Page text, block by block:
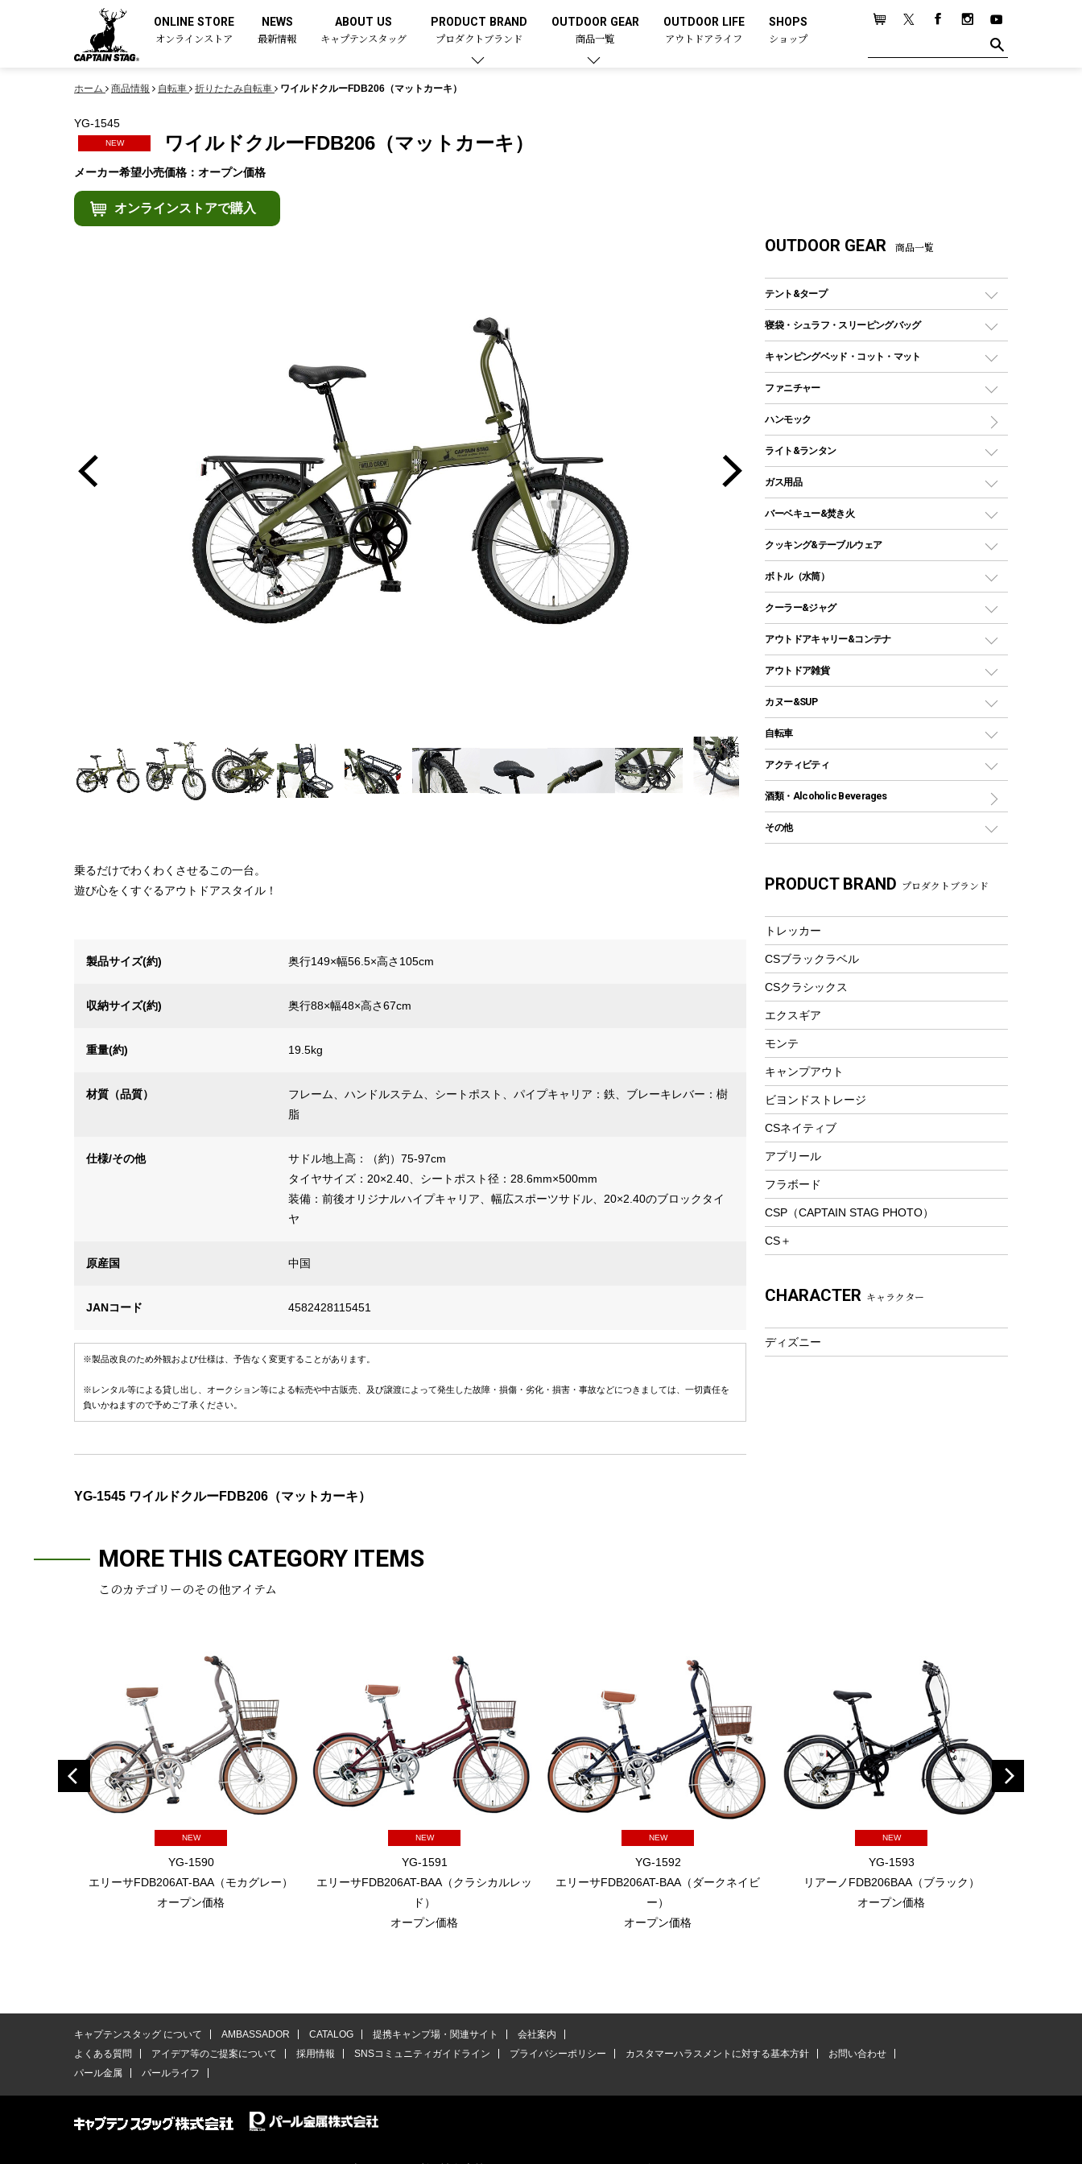
ONLINE STORE
オンラインストア
NEWS
最新情報
ABOUT US
キャプテンスタッグ
PRODUCT BRAND
プロダクトブランド
OUTDOOR GEAR
商品一覧
OUTDOOR LIFE
アウトドアライフ
SHOPS
ショップ
ホーム 商品情報 自転車 折りたたみ自転車 ワイルドクルーFDB206（マットカーキ）
YG-1545
NEW ワイルドクルーFDB206（マットカーキ）
メーカー希望小売価格：オープン価格
オンラインストアで購入
乗るだけでわくわくさせるこの一台。
遊び心をくすぐるアウトドアスタイル！
製品サイズ(約) 奥行149×幅56.5×高さ105cm
収納サイズ(約) 奥行88×幅48×高さ67cm
重量(約) 19.5kg
材質（品質）
フレーム、ハンドルステム、シートポスト、パイプキャリア：鉄、ブレーキレバー：樹
脂
仕様/その他
サドル地上高：（約）75-97cm
タイヤサイズ：20×2.40、シートポスト径：28.6mm×500mm
装備：前後オリジナルハイプキャリア、幅広スポーツサドル、20×2.40のブロックタイ
ヤ
原産国 中国
JANコード 4582428115451
※製品改良のため外観および仕様は、予告なく変更することがあります。
※レンタル等による貸し出し、オークション等による転売や中古販売、及び譲渡によって発生した故障・損傷・劣化・損害・事故などにつきましては、一切責任を
負いかねますので予めご了承ください。
YG-1545 ワイルドクルーFDB206（マットカーキ）
OUTDOOR GEAR 商品一覧
テント&タープ
テント
ツールームテント
ワンポールテント
シェルターテント
ロッジ型・オリジナルテント
タープ
スクエアタープ（レクタタープ）
メッシュタープ
自立式タープ
パラソル
テントアクセサリー
ペグ
グランドシート
ガイドロープ
ツール
寝袋・シュラフ・スリーピングバッグ
レクタングラー型（封筒型）シュラフ
インナーシュラフ
キャンピングベッド・コット・マット
キャンピングベッド・コット
インフレータブルマット
ファニチャー
アウトドアテーブル
レジャーシート
ハンモック
ライト&ランタン
LEDランタン
ガスランタン
オイルランタン
LEDライト
ヘッドライト
キャンドル
ガス用品
ガスバーナー
ガス缶
ガストーチ、ライター
バーベキュー&焚き火
バーベキューコンロ、グリル
焚き火台タイプ（ロースタイル）グリル
卓上タイプグリル
パーティータイプグリル
鉄板、アミ
焚き火台&ストーブ
火起こし
バーベキューツール
燃料・着火剤・炭
クッキング&テーブルウェア
ダッチオーブン
ホットサンドメーカー
クッカーセット
シェラカップ
クッキングツール
ナイフ
カトラリー
マグカップ、カップ
フードボトル
コーヒー&ミル
トレー
ランチョンマット
ランチボックス
ピクニックセット
ボトル（水筒）
ステンレスボトル
コップ付きタイプ
ワンタッチタイプ
プラスチックボトル
ディズニーボトル
クーラー&ジャグ
クーラーボックス
クーラーバッグ
ウォータージャグ
保冷剤
アウトドアキャリー&コンテナ
アウトドアキャリー
アウトドア雑貨
バックパック&バッグ
リュック、バックパック
トートバッグ、サコッシュ
ショッピングキャリー
その他アウトドア雑貨
レイン
ツール、他
カヌー&SUP
インフレータブル
カヤック
パドル
ヘルメット
アクセサリー
自転車
折りたたみ自転車
スポーツサイクル
シティサイクル
自転車用アクセサリー
自転車ウェア
アクティビティ
マリン
ラッシュガード
テント
フローティングベスト
ヘルメット
エアーポンプ
ウィンター
防寒ウェア
ツール&アクセサリー
トレッキング
トレッキングステッキ
トレッキングアクセサリー
プレイグッズ
ウェルネス
フィットネス
アクセサリー
酒類・Alcoholic Beverages
その他
湯たんぽ
PRODUCT BRAND プロダクトブランド
トレッカー
CSブラックラベル
CSクラシックス
エクスギア
モンテ
キャンプアウト
ビヨンドストレージ
CSネイティブ
アプリール
フラボード
CSP（CAPTAIN STAG PHOTO）
CS＋
CHARACTER キャラクター
ディズニー
MORE THIS CATEGORY ITEMS
このカテゴリーのその他アイテム
NEW
YG-1590
エリーサFDB206AT-BAA（モカグレー）
オープン価格
NEW
YG-1591
エリーサFDB206AT-BAA（クラシカルレッ
ド）
オープン価格
NEW
YG-1592
エリーサFDB206AT-BAA（ダークネイビ
ー）
オープン価格
NEW
YG-1593
リアーノFDB206BAA（ブラック）
オープン価格
キャプテンスタッグ について AMBASSADOR CATALOG 提携キャンプ場・関連サイト
会社案内
よくある質問
アイデア等のご提案について 採用情報 SNSコミュニティガイドライン プライバシーポリシー カスタマーハラスメントに対する基本方針
お問い合わせ
パール金属
パールライフ